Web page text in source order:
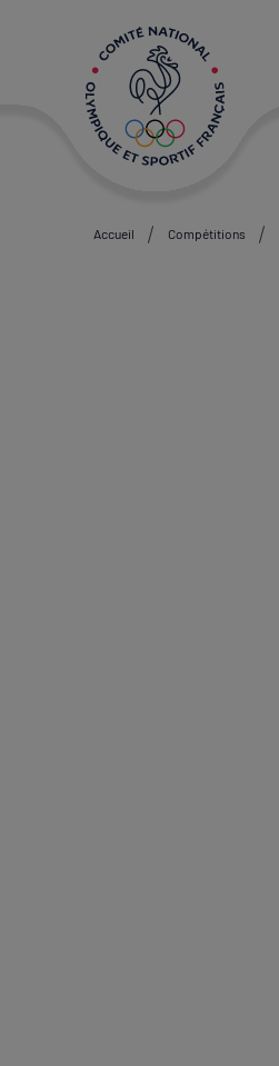
Accueil Compétitions